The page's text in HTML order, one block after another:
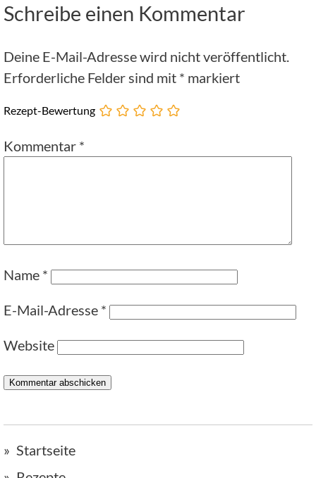
Schreibe einen Kommentar
Deine E-Mail-Adresse wird nicht veröffentlicht.
Erforderliche Felder sind mit * markiert
Rezept-Bewertung
Kommentar *
Name *
E-Mail-Adresse *
Website
Startseite